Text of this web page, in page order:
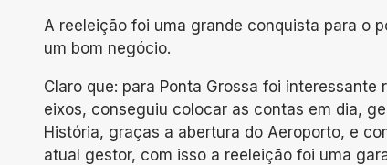
A reeleição foi uma grande conquista para o
um bom negócio.
Claro que: para Ponta Grossa foi
eixos, conseguiu colocar as contas em dia,
História, graças a abertura do Aeroporto, e
atual gestor, com isso a reeleição foi uma